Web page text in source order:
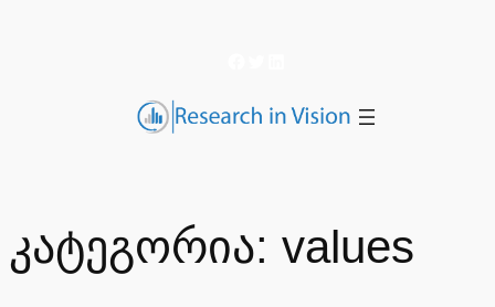
კატეგორია: values